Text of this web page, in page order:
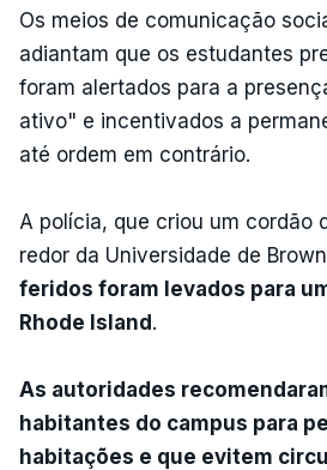
Os meios de comunicação
adiantam que os estudantes
foram alertados para a
ativo" e incentivados a
até ordem em contrário.
A polícia, que criou um cordão
redor da Universidade de
feridos foram levados para
Rhode Island.
As autoridades
habitantes do campus para
habitações e que evitem